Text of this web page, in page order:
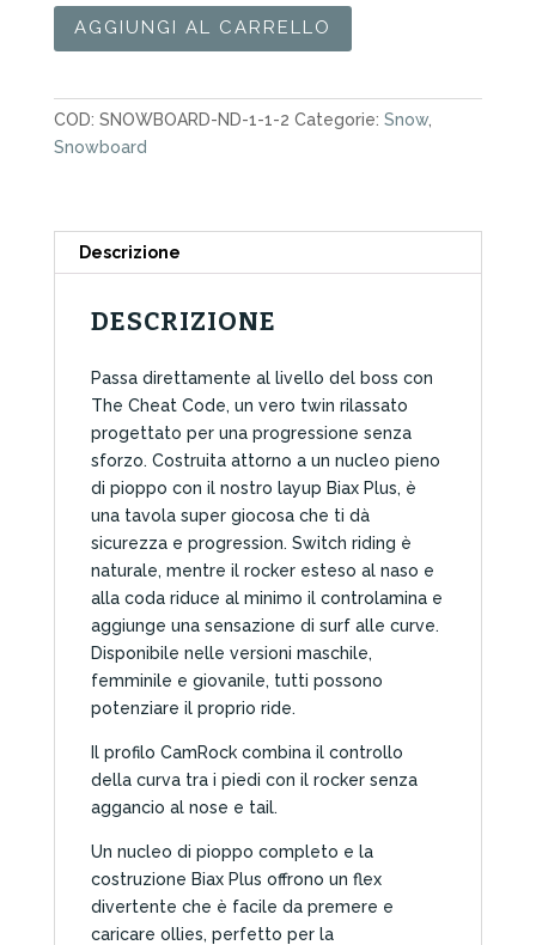
Snowboard
Nidecker
Code
Men
156W
AGGIUNGI AL CARRELLO
COD: SNOWBOARD-ND-1-1-2 Categorie: Snow,
Snowboard
Descrizione
DESCRIZIONE
Passa direttamente al livello del boss con
The Cheat Code, un vero twin rilassato
progettato per una progressione senza
sforzo. Costruita attorno a un nucleo pieno
di pioppo con il nostro layup Biax Plus, è
una tavola super giocosa che ti dà
sicurezza e progression. Switch riding è
naturale, mentre il rocker esteso al naso e
alla coda riduce al minimo il controlamina e
aggiunge una sensazione di surf alle curve.
Disponibile nelle versioni maschile,
femminile e giovanile, tutti possono
potenziare il proprio ride.
Il profilo CamRock combina il controllo
della curva tra i piedi con il rocker senza
aggancio al nose e tail.
Un nucleo di pioppo completo e la
costruzione Biax Plus offrono un flex
divertente che è facile da premere e
caricare ollies, perfetto per la